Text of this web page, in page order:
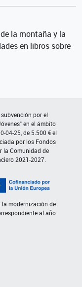
la montaña y la
en libros sobre
por el
en el ámbito
04-25, de 5.500 € el
por los Fondos
la Comunidad de
2021-2027.
modernización de
al año